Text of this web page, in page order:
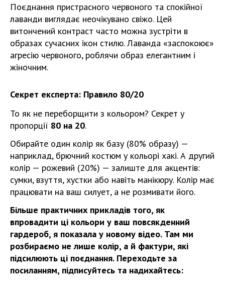
Поєднання пристрасного червоного та спокійної
лаванди виглядає неочікувано свіжо. Цей
витончений контраст часто можна зустріти в
образах сучасних ікон стилю. Лаванда «заспокоює»
агресію червоного, роблячи образ елегантним і
жіночним.
Секрет експерта: Правило 80/20
То як не переборщити з кольором? Секрет у
пропорції 80 на 20.
Обирайте один колір як базу (80% образу) —
наприклад, брючний костюм у кольорі хакі. А другий
колір — рожевий (20%) — залиште для акцентів:
сумки, взуття, хустки або навіть манікюру. Колір має
працювати на ваш силует, а не розмивати його.
Більше практичних прикладів того, як
впровадити ці кольори у ваш повсякденний
гардероб, я показала у новому відео. Там ми
розбираємо не лише колір, а й фактури, які
підсилюють ці поєднання. Переходьте за
посиланням, підписуйтесь та надихайтесь: